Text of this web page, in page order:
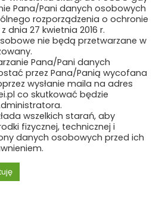
OSOWIEC
Z O.O.
SP. Z O.O.
Z O.O.
SP.K.
O.O.
S.A. W
Pana/Pani danych osobowych
rozporządzenia o ochronie
27 kwietnia 2016 r.
nie będą przetwarzane w
Pana/Pani danych
przez Pana/Panią wycofana
wysłanie maila na adres
co skutkować będzie
wszelkich starań, aby
fizycznej, technicznej i
danych osobowych przed ich